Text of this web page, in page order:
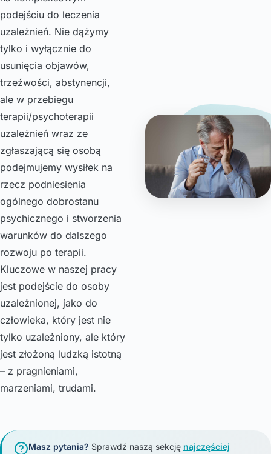
podejściu do leczenia
uzależnień. Nie dążymy
tylko i wyłącznie do
usunięcia objawów,
trzeźwości, abstynencji,
ale w przebiegu
terapii/psychoterapii
uzależnień wraz ze
zgłaszającą się osobą
podejmujemy wysiłek na
rzecz podniesienia
ogólnego dobrostanu
psychicznego i stworzenia
warunków do dalszego
rozwoju po terapii.
Kluczowe w naszej pracy
jest podejście do osoby
uzależnionej, jako do
człowieka, który jest nie
tylko uzależniony, ale który
jest złożoną ludzką istotną
– z pragnieniami,
marzeniami, trudami.
Masz pytania? Sprawdź naszą sekcję najczęściej